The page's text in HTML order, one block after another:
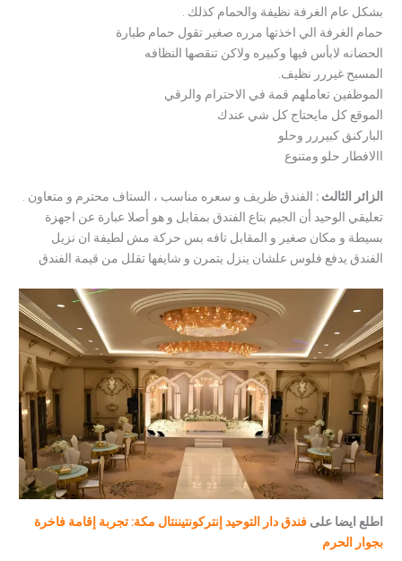
بشكل عام الغرفة نظيفة والحمام كذلك .
حمام الغرفة الي اخذتها مرره صغير تقول حمام طيارة
الحضانه لابأس فيها وكبيره ولاكن تنقصها النظافه
المسبح غيررر نظيف.
الموظفين تعاملهم قمة في الاحترام والرقي
الموقع كل مايحتاج كل شي عندك
الباركنق كبيررر وحلو
االافطار حلو ومتنوع
الزائر الثالث : الفندق ظريف و سعره مناسب ، الستاف محترم و متعاون .
تعليقي الوحيد أن الجيم بتاع الفندق بمقابل و هو أصلا عبارة عن اجهزة
بسيطة و مكان صغير و المقابل تافه بس حركة مش لطيفة ان نزيل
الفندق يدفع فلوس علشان ينزل يتمرن و شايفها تقلل من قيمة الفندق
اطلع ايضا على فندق دار التوحيد إنتركونتيننتال مكة: تجربة إقامة فاخرة
بجوار الحرم